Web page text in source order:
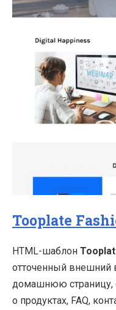
Tooplate
HTML-шаблон
отточенный внешний
домашнюю страницу,
о продуктах, FAQ,